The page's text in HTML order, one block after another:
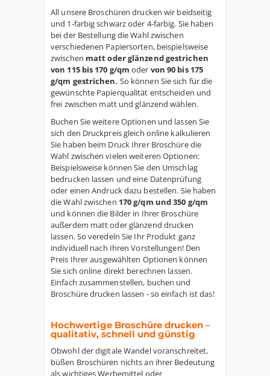
All unsere Broschüren drucken wir beidseitig
und 1-farbig schwarz oder 4-farbig. Sie haben
bei der Bestellung die Wahl zwischen
verschiedenen Papiersorten, beispielsweise
zwischen matt oder glänzend gestrichen
von 115 bis 170 g/qm oder von 90 bis 175
g/qm gestrichen. So können Sie sich für die
gewünschte Papierqualität entscheiden und
frei zwischen matt und glänzend wählen.
Buchen Sie weitere Optionen und lassen Sie
sich den Druckpreis gleich online kalkulieren
Sie haben beim Druck Ihrer Broschüre die
Wahl zwischen vielen weiteren Optionen:
Beispielsweise können Sie den Umschlag
bedrucken lassen und eine Datenprüfung
oder einen Andruck dazu bestellen. Sie haben
die Wahl zwischen 170 g/qm und 350 g/qm
und können die Bilder in Ihrer Broschüre
außerdem matt oder glänzend drucken
lassen. So veredeln Sie Ihr Produkt ganz
individuell nach Ihren Vorstellungen! Den
Preis Ihrer ausgewählten Optionen können
Sie sich online direkt berechnen lassen.
Einfach zusammenstellen, buchen und
Broschüre drucken lassen - so einfach ist das!
Hochwertige Broschüre drucken –
qualitativ, schnell und günstig
Obwohl der digitale Wandel voranschreitet,
büßen Broschüren nichts an ihrer Bedeutung
als wichtiges Werbemittel oder